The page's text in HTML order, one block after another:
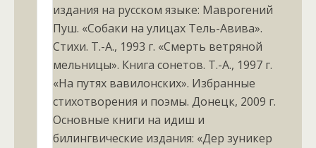
издания на русском языке: Маврогений
Пуш. «Собаки на улицах Тель-Авива».
Стихи. Т.-А., 1993 г. «Смерть ветряной
мельницы». Книга сонетов. Т.-А., 1997 г.
«На путях вавилонских». Избранные
стихотворения и поэмы. Донецк, 2009 г.
Основные книги на идиш и
билингвические издания: «Дер зуникер